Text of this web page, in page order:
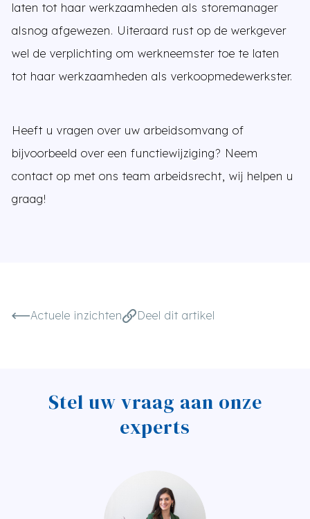
laten tot haar werkzaamheden als storemanager
alsnog afgewezen. Uiteraard rust op de werkgever
wel de verplichting om werkneemster toe te laten
tot haar werkzaamheden als verkoopmedewerkster.
Heeft u vragen over uw arbeidsomvang of
bijvoorbeeld over een functiewijziging? Neem
contact op met ons team arbeidsrecht, wij helpen u
graag!
Actuele inzichten Deel dit artikel
Stel uw vraag aan onze
experts